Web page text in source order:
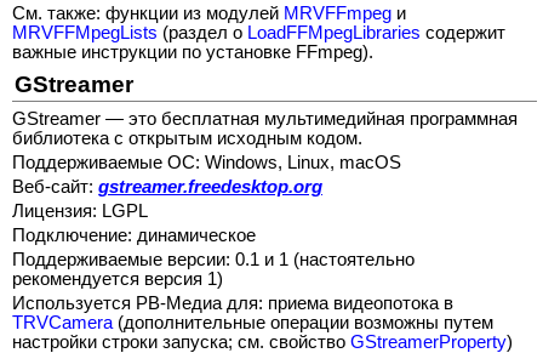
См. также: функции из модулей MRVFFmpeg и
MRVFFMpegLists (раздел о LoadFFMpegLibraries содержит
важные инструкции по установке FFmpeg).
GStreamer
GStreamer — это бесплатная мультимедийная программная
библиотека с открытым исходным кодом.
Поддерживаемые ОС: Windows, Linux, macOS
Веб-сайт: gstreamer.freedesktop.org
Лицензия: LGPL
Подключение: динамическое
Поддерживаемые версии: 0.1 и 1 (настоятельно
рекомендуется версия 1)
Используется РВ-Медиа для: приема видеопотока в
TRVCamera (дополнительные операции возможны путем
настройки строки запуска; см. свойство GStreamerProperty)